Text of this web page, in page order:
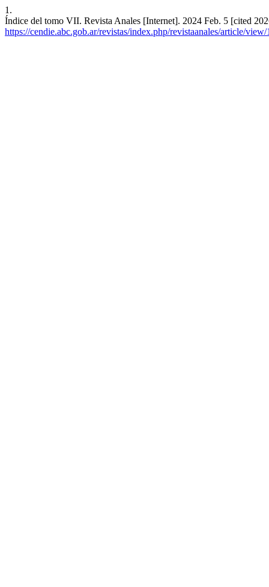
1.
Índice del tomo VII. Revista Anales [Internet]. 2024 Feb. 5 [cited
https://cendie.abc.gob.ar/revistas/index.php/revistaanales/article/view/